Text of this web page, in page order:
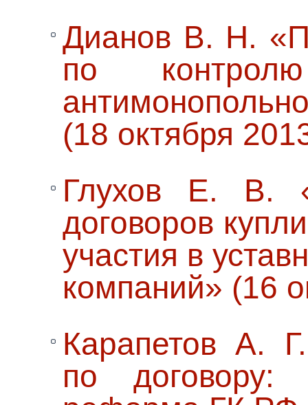
Дианов В. Н.
по
(18 октября
Глухов Е. В.
договоров
участия в
компаний» (16
Карапетов А.
по договору: